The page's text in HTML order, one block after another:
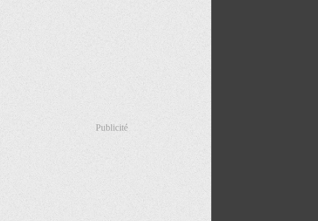
Publicité